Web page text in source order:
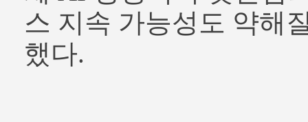
스 지속 가능성도 약해
했다.